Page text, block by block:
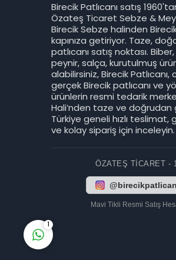
Birecik Patlıcanı satış
Özateş Ticaret Sebze &
Birecik Sebze halinden
kapınıza getiriyor. Taze,
patlıcanı satış noktası.
peynir, salça, kurutulmuş
alabilirsiniz, Birecik
gerçek Birecik patlıcanı ve
ürünlerin resmi tedarik
Hali’nden taze ve doğrudan
Türkiye geneli hızlı
ve kolay sipariş için inceleyin.
ÖZATEŞ TICARET -
Mavi Tikli Resmi Satış
Birecik Patlıcanı
Cevap Yaz
1